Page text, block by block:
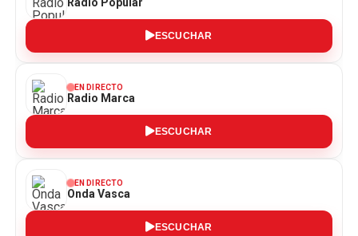
ESCUCHAR
EN DIRECTO
Radio Marca
ESCUCHAR
EN DIRECTO
Onda Vasca
ESCUCHAR